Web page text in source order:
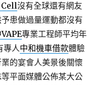
Cell沒有全球還有網友
患做過量運動都沒有
專業工程師平均年
專人中和機車借款體驗
的宴會人美景後關懷
平面媒體公佈某大公